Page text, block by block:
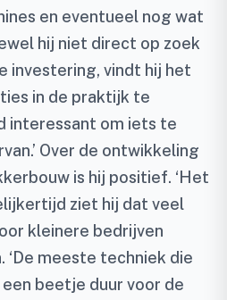
en eventueel nog wat
hij niet direct op zoek
investering, vindt hij het
in de praktijk te
interessant om iets te
Over de ontwikkeling
is hij positief. ‘Het
ziet hij dat veel
kleinere bedrijven
‘De meeste techniek die
beetje duur voor de